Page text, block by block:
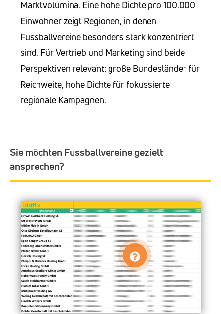
Marktvolumina. Eine hohe Dichte pro 100.000
Einwohner zeigt Regionen, in denen
Fussballvereine besonders stark konzentriert
sind. Für Vertrieb und Marketing sind beide
Perspektiven relevant: große Bundesländer für
Reichweite, hohe Dichte für fokussierte
regionale Kampagnen.
Sie möchten Fussballvereine gezielt
ansprechen?